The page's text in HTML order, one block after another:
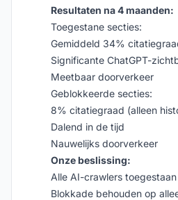
Resultaten na 4 maanden:
Toegestane secties:
Gemiddeld 34%
Significante ChatGPT-
Meetbaar doorverkeer
Geblokkeerde secties:
8% citatiegraad (alleen
Dalend in de tijd
Nauwelijks doorverkeer
Onze beslissing:
Alle AI-crawlers
Blokkade behouden op